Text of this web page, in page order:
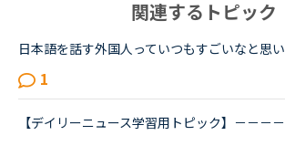
関連するトピック
1